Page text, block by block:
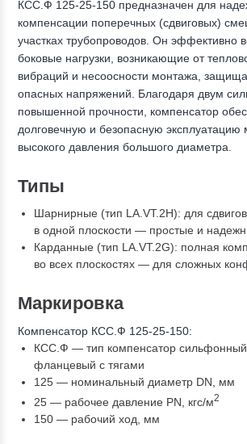
КСС.Ф 125-25-150 предназначен для
компенсации поперечных (сдвиговых)
участках трубопроводов. Он эффективно
боковые нагрузки, возникающие от
вибраций и несоосности монтажа,
опасных напряжений. Благодаря двум
повышенной прочности, компенсатор
долговечную и безопасную эксплуатацию
высокого давления большого диаметра.
Типы
Шарнирные (тип LA.VT.2H): для
в одной плоскости — простые и
Карданные (тип LA.VT.2G): полная
во всех плоскостях — для сложных
Маркировка
Компенсатор КСС.Ф 125-25-150:
КСС.Ф — тип компенсатор сильфонный
фланцевый с тягами
125 — номинальный диаметр DN, мм
25 — рабочее давление PN, кгc/м2
150 — рабочий ход, мм